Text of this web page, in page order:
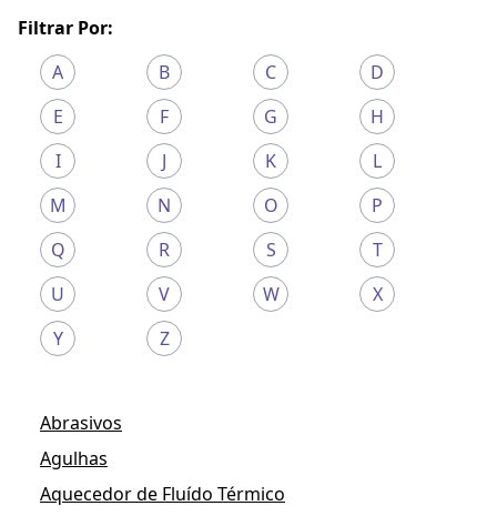
Filtrar Por:
A
B C
D
E
F G
H
I
J K
L
M
N O
P
Q
R S
T
U
V W
X
Y
Z
Abrasivos
Agulhas
Aquecedor de Fluído Térmico